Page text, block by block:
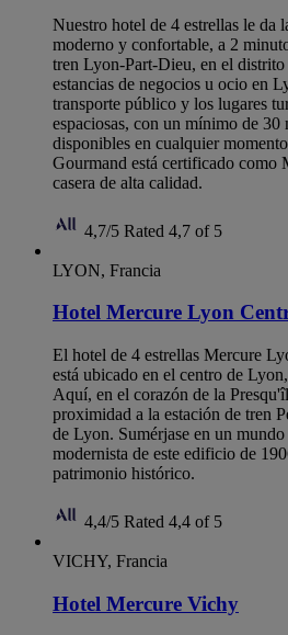
Nuestro hotel de 4 estrellas le da
moderno y confortable, a 2
tren Lyon-Part-Dieu, en el
estancias de negocios u ocio en
transporte público y los lugares
espaciosas, con un mínimo de 30
disponibles en cualquier
Gourmand está certificado como
casera de alta calidad.
4,7/5 Rated 4,7 of 5
LYON, Francia
Hotel Mercure Lyon
El hotel de 4 estrellas Mercure
está ubicado en el centro de
Aquí, en el corazón de la
proximidad a la estación de tren
de Lyon. Sumérjase en un
modernista de este edificio de
patrimonio histórico.
4,4/5 Rated 4,4 of 5
VICHY, Francia
Hotel Mercure Vichy